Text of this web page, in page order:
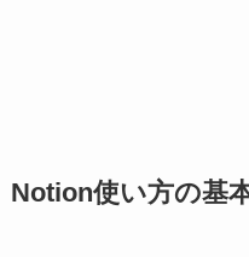
Notion使い方の基